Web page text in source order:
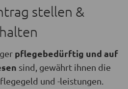
stellen &
pflegebedürftig und auf
sind, gewährt ihnen die
und -leistungen.